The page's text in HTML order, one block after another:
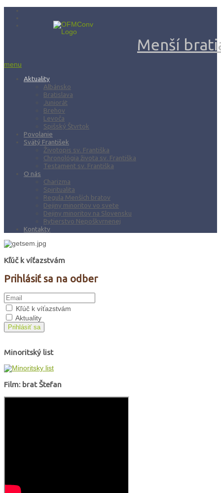
Menší
menu
Aktuality
Albánsko
Bratislava
Juniorát
Brehov
Levoča
Spišský Štvrtok
Povolanie
Svätý František
Životopis sv. Františka
Chronológia života sv. Františka
Testament sv. Františka
O nás
Charizma
Spiritualita
Regula Menších bratov
Dejiny minoritov vo svete
Dejiny minoritov na Slovensku
Rytierstvo Nepoškvrnenej
Kontakty
Kľúč k víťazstvám
Prihlásiť sa na odber
Kľúč k víťazstvám
Aktuality
Prihlásiť sa
Minoritský list
Film: brat Štefan